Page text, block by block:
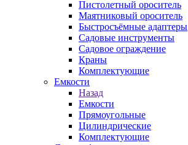
Пистолетный ороситель
Маятниковый ороситель
Быстросъёмные адаптеры
Садовые инструменты
Садовое ограждение
Краны
Комплектующие
Емкости
Назад
Емкости
Прямоугольные
Цилиндрические
Комплектующие